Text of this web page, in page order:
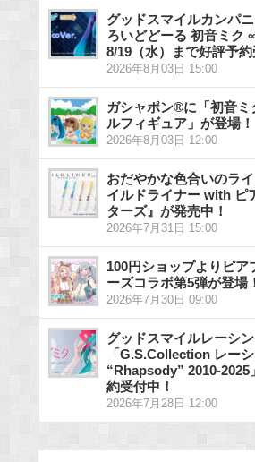
グッドスマイルカンパ
ろいどどーる 初音ミク
8/19（水）まで好評予約
2026年8月03日 15:00
ガシャポン®に「初音ミ
ルフィギュア」が登場！
2026年8月03日 12:00
おだやかな色合いのラ
イルドライナー with ピ
ターズ』が発売中！
2026年7月31日 15:00
100円ショップよりピア
ーズコラボ第5弾が登場
2026年7月30日 09:00
グッドスマイルレーシ
「G.S.Collection レー
“Rhapsody” 2010-2025
約受付中！
2026年7月28日 12:00